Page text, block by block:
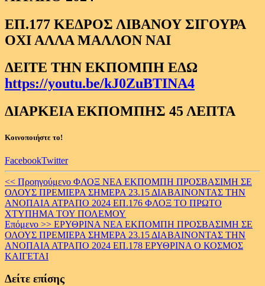
ΕΠ.177 ΚΕΔΡΟΣ ΛΙΒΑΝΟΥ ΣΙΓΟΥΡΑ
ΟΧΙ ΑΛΛΑ ΜΑΛΛΟΝ ΝΑΙ
ΔΕΙΤΕ ΤΗΝ ΕΚΠΟΜΠΗ ΕΔΩ
https://youtu.be/kJ0ZuBTINA4
ΔΙΑΡΚΕΙΑ ΕΚΠΟΜΠΗΣ 45 ΛΕΠΤΑ
Κοινοποιήστε το!
FacebookTwitter
Continue
Reading
<< Προηγούμενο ΦΛΟΞ ΝΕΑ ΕΚΠΟΜΠΗ ΠΡΟΣΒΑΣΙΜΗ ΣΕ
ΟΛΟΥΣ ΠΡΕΜΙΕΡΑ ΣΗΜΕΡΑ 23.15 ΔΙΑΒΑΙΝΟΝΤΑΣ ΤΗΝ
ΑΝΟΠΑΙΑ ΑΤΡΑΠΟ 2024 ΕΠ.176 ΦΛΟΞ ΤΟ ΠΡΩΤΟ
ΧΤΥΠΗΜΑ ΤΟΥ ΠΟΛΕΜΟΥ
Επόμενο >> ΕΡΥΘΡΙΝΑ ΝΕΑ ΕΚΠΟΜΠΗ ΠΡΟΣΒΑΣΙΜΗ ΣΕ
ΟΛΟΥΣ ΠΡΕΜΙΕΡΑ ΣΗΜΕΡΑ 23.15 ΔΙΑΒΑΙΝΟΝΤΑΣ ΤΗΝ
ΑΝΟΠΑΙΑ ΑΤΡΑΠΟ 2024 ΕΠ.178 ΕΡΥΘΡΙΝΑ Ο ΚΟΣΜΟΣ
ΚΑΙΓΕΤΑΙ
Δείτε επίσης